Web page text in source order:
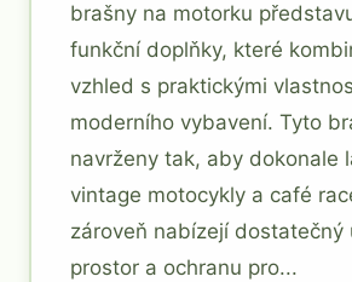
brašny na motorku
funkční doplňky, které
vzhled s praktickými
moderního vybavení. Tyto
navrženy tak, aby dokonale
vintage motocykly a café
zároveň nabízejí dostatečný
prostor a ochranu pro...